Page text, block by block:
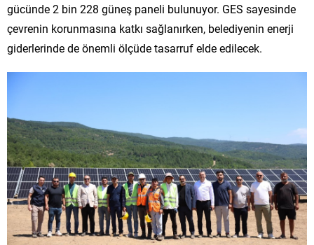
gücünde 2 bin 228 güneş paneli bulunuyor. GES sayesinde
çevrenin korunmasına katkı sağlanırken, belediyenin enerji
giderlerinde de önemli ölçüde tasarruf elde edilecek.